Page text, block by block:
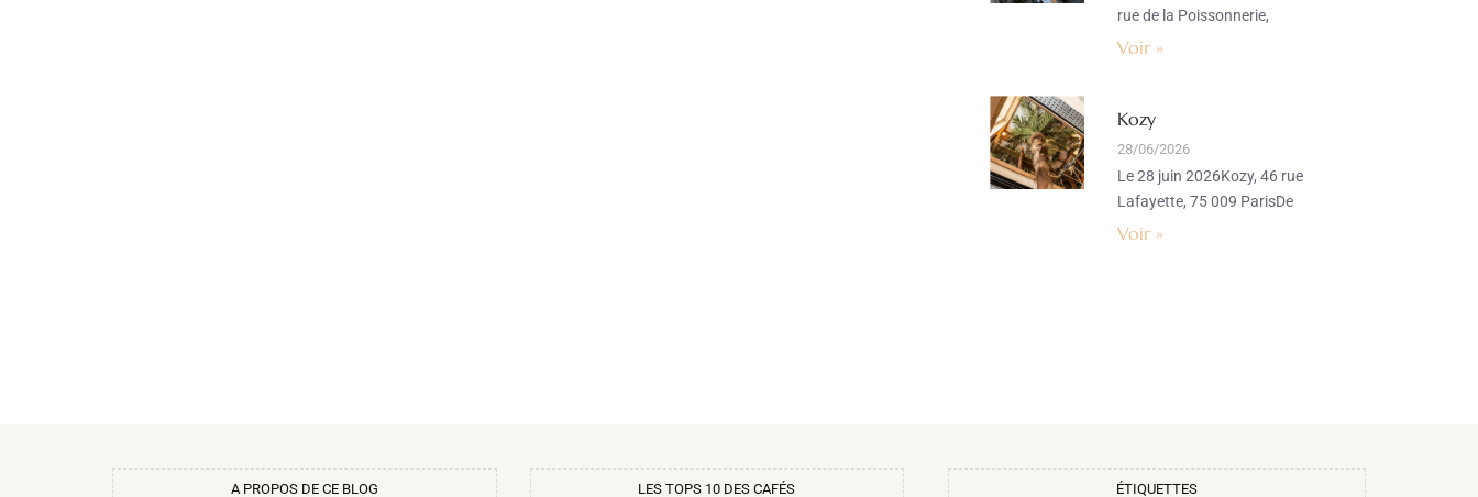
rue de la Poissonnerie,
Voir »
Kozy
28/06/2026
Le 28 juin 2026Kozy, 46 rue
Lafayette, 75 009 ParisDe
Voir »
A PROPOS DE CE BLOG​ LES TOPS 10 DES CAFÉS ÉTIQUETTES